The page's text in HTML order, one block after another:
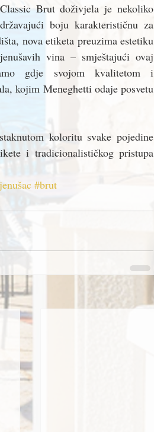
Brut doživjela je nekoliko
boju karakterističnu za
nova etiketa preuzima estetiku
vina – smještajući ovaj
gdje svojom kvalitetom i
kojim Meneghetti odaje posvetu
koloritu svake pojedine
i tradicionalističkog pristupa
#brut